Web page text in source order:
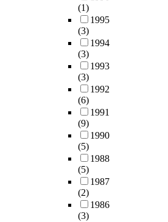
(1)
1995
(3)
1994
(3)
1993
(3)
1992
(6)
1991
(9)
1990
(5)
1988
(5)
1987
(2)
1986
(3)